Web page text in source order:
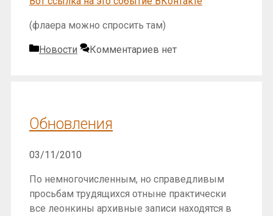
(флаера можно спросить там)
Рубрики
Новости Комментариев нет
Обновления
03/11/2010
По немногочисленным, но справедливым
просьбам трудящихся отныне практически
все леонкины архивные записи находятся в